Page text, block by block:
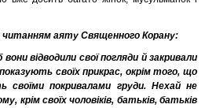
читанням аяту Священного Корану:
відводили свої погляди й закривали
своїх прикрас, окрім того, що
своїми покривалами груди. Нехай не
крім своїх чоловіків, батьків, батьків